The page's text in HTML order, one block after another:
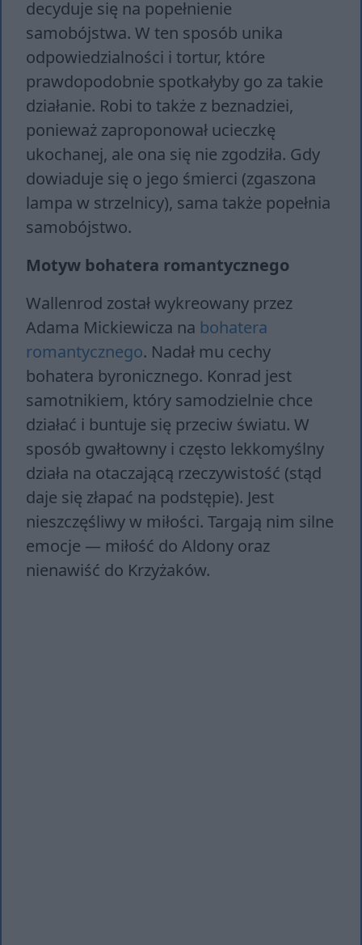
decyduje się na popełnienie
samobójstwa. W ten sposób unika
odpowiedzialności i tortur, które
prawdopodobnie spotkałyby go za takie
działanie. Robi to także z beznadziei,
ponieważ zaproponował ucieczkę
ukochanej, ale ona się nie zgodziła. Gdy
dowiaduje się o jego śmierci (zgaszona
lampa w strzelnicy), sama także popełnia
samobójstwo.
Motyw bohatera romantycznego
Wallenrod został wykreowany przez
Adama Mickiewicza na bohatera
romantycznego. Nadał mu cechy
bohatera byronicznego. Konrad jest
samotnikiem, który samodzielnie chce
działać i buntuje się przeciw światu. W
sposób gwałtowny i często lekkomyślny
działa na otaczającą rzeczywistość (stąd
daje się złapać na podstępie). Jest
nieszczęśliwy w miłości. Targają nim silne
emocje — miłość do Aldony oraz
nienawiść do Krzyżaków.